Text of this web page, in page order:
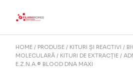
HOME PRODUSE KITURI ȘI REACTIVI
MOLECULARĂ
KITURI DE EXTRACȚIE
E.Z.N.A.® BLOOD DNA MAXI